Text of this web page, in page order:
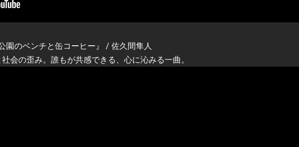
園のベンチと缶コーヒー』 / 佐久間隼人
会の歪み。誰もが共感できる、心に沁みる一曲。